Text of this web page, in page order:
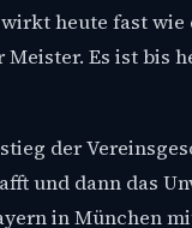
heute fast
Es ist bis
der
und dann das
in München